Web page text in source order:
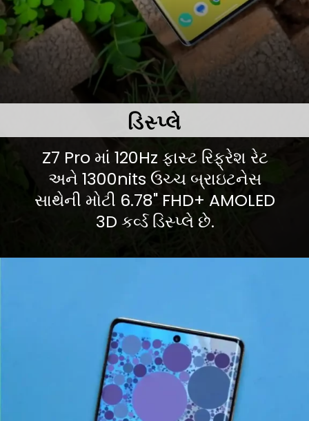
Z7 Pro માં 120Hz ફાસ્ટ રિફ્રેશ રેટ
અને 1300nits ઉચ્ચ બ્રાઇટનેસ
સાથેની મોટી 6.78" FHD+ AMOLED
3D કર્વ્ડ ડિસ્પ્લે છે.
ડિસ્પ્લે